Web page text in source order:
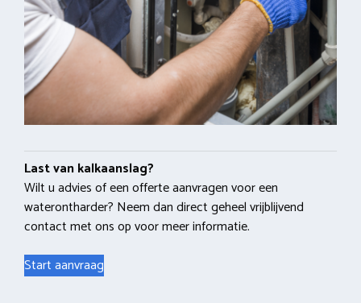
Last van kalkaanslag?
Wilt u advies of een offerte aanvragen voor een
waterontharder? Neem dan direct geheel vrijblijvend
contact met ons op voor meer informatie.
Start aanvraag